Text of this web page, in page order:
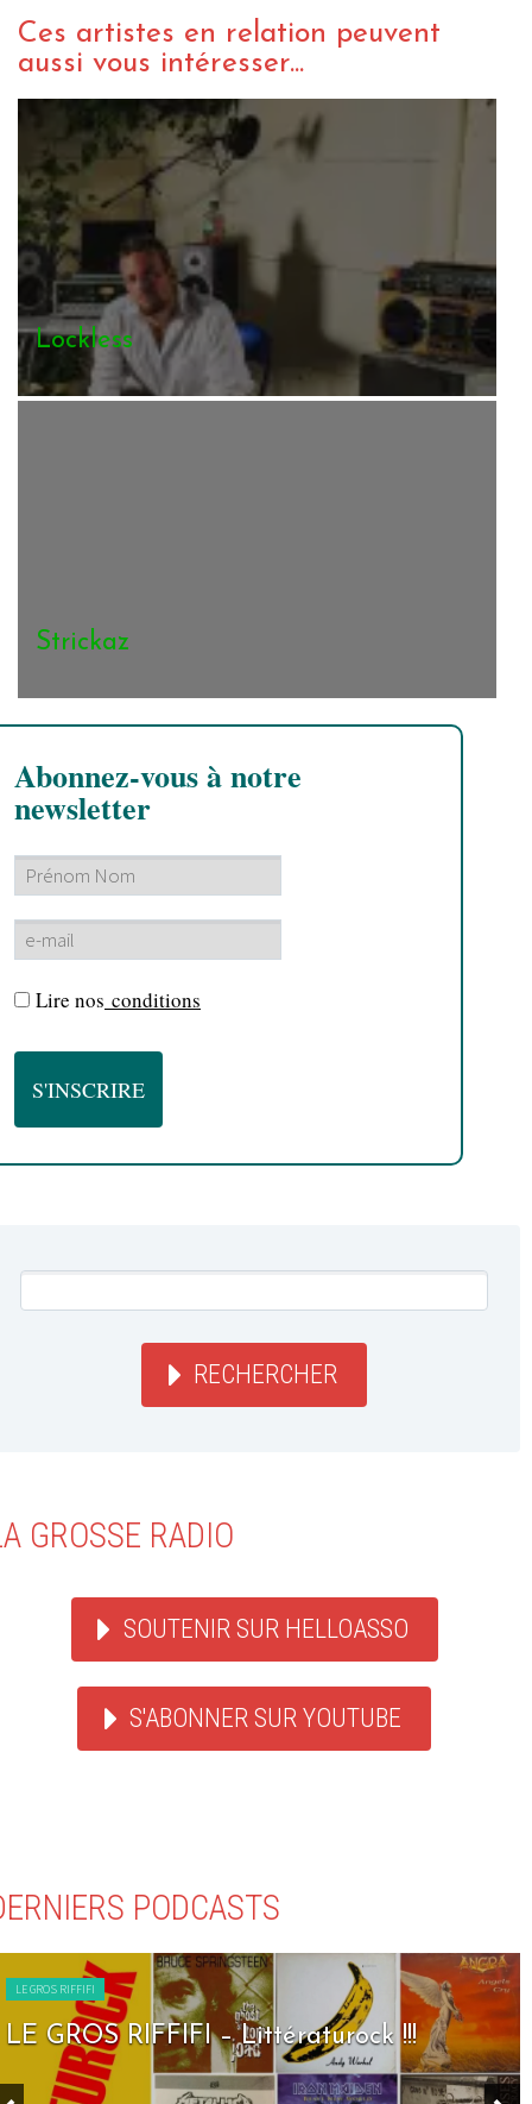
Ces artistes en relation peuvent
aussi vous intéresser...
Lockless
Strickaz
Abonnez-vous à notre
newsletter
Lire nos conditions
RECHERCHER
GROSSE RADIO
SOUTENIR SUR HELLOASSO
S'ABONNER SUR YOUTUBE
PODCASTS
LE GROS RIFFIFI
LE GROS RIFFIFI – Seven Days To Rock !!!